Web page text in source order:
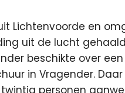
Lichtenvoorde en
uit de lucht
beschikte over
in Vragender.
personen